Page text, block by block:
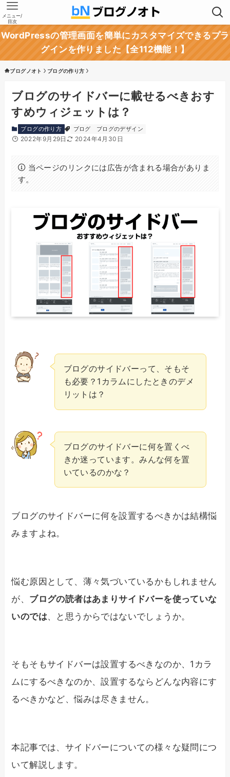
メニュー/
目次
WordPressの管理画面を簡単にカスタマイズできるプラ
グインを作りました【全112機能！】
ブログノオト ブログの作り方
ブログのサイドバーに載せるべきおす
すめウィジェットは？
ブログの作り方 ブログ ブログのデザイン
2022年9月29日 2024年4月30日
当ページのリンクには広告が含まれる場合がありま
す。
ブログのサイドバーって、そもそ
も必要？1カラムにしたときのデメ
リットは？
ブログのサイドバーに何を置くべ
きか迷っています。みんな何を置
いているのかな？
ブログのサイドバーに何を設置するべきかは結構悩
みますよね。
悩む原因として、薄々気づいているかもしれません
が、 ブログの読者はあまりサイドバーを使っていな
いのでは、と思うからではないでしょうか。
そもそもサイドバーは設置するべきなのか、1カラ
ムにするべきなのか、設置するならどんな内容にす
るべきかなど、悩みは尽きません。
本記事では、サイドバーについての様々な疑問につ
いて解説します。